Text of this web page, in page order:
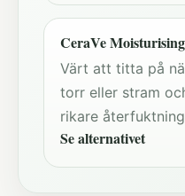
CeraVe
Värt att titta på
torr eller stram
rikare
Se alternativet